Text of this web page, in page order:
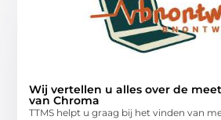
Wij vertellen u alles over de
van Chroma
TTMS helpt u graag bij het vinden van